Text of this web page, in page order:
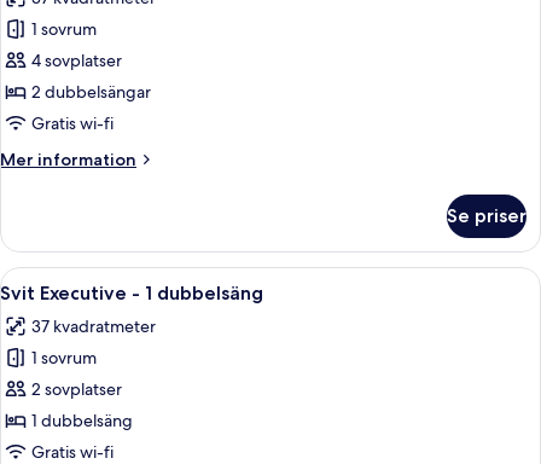
Deluxe
fyrbäddsrum
-
2
1 sovrum
4 sovplatser
2 dubbelsängar
Gratis wi-fi
Mer information
Mer
fyrbäddsrum
2
Se priser
Öppna
alla
foton
för
Svit
Executive
-
Ett hotellrum med en stor säng, ett
4
Svit Executive - 1 dubbelsäng
37 kvadratmeter
1 sovrum
2 sovplatser
1 dubbelsäng
Gratis wi-fi